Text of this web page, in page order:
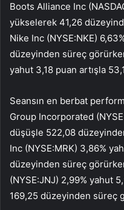
Boots Alliance Inc
yükselerek 41,26
Nike Inc (NYSE:NKE)
düzeyinden süreç
yahut 3,18 puan artışla
Seansın en berbat
Group Incorporated
düşüşle 522,08
Inc (NYSE:MRK) 3,86%
düzeyinden süreç
(NYSE:JNJ) 2,99% yahut
169,25 düzeyinden süreç